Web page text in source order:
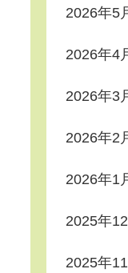
2026年5
2026年4
2026年3
2026年2
2026年1
2025年
2025年